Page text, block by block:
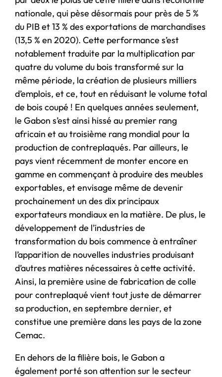
nationale, qui pèse désormais pour près de 5 %
du PIB et 13 % des exportations de marchandises
(13,5 % en 2020). Cette performance s’est
notablement traduite par la multiplication par
quatre du volume du bois transformé sur la
même période, la création de plusieurs milliers
d’emplois, et ce, tout en réduisant le volume total
de bois coupé ! En quelques années seulement,
le Gabon s’est ainsi hissé au premier rang
africain et au troisième rang mondial pour la
production de contreplaqués. Par ailleurs, le
pays vient récemment de monter encore en
gamme en commençant à produire des meubles
exportables, et envisage même de devenir
prochainement un des dix principaux
exportateurs mondiaux en la matière. De plus, le
développement de l’industries de
transformation du bois commence à entraîner
l’apparition de nouvelles industries produisant
d’autres matières nécessaires à cette activité.
Ainsi, la première usine de fabrication de colle
pour contreplaqué vient tout juste de démarrer
sa production, en septembre dernier, et
constitue une première dans les pays de la zone
Cemac.
En dehors de la filière bois, le Gabon a
également porté son attention sur le secteur